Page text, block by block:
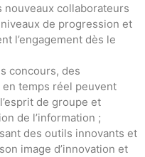
nouveaux collaborateurs
de progression et
l’engagement dès le
concours, des
temps réel peuvent
de groupe et
de l’information ;
des outils innovants et
image d’innovation et